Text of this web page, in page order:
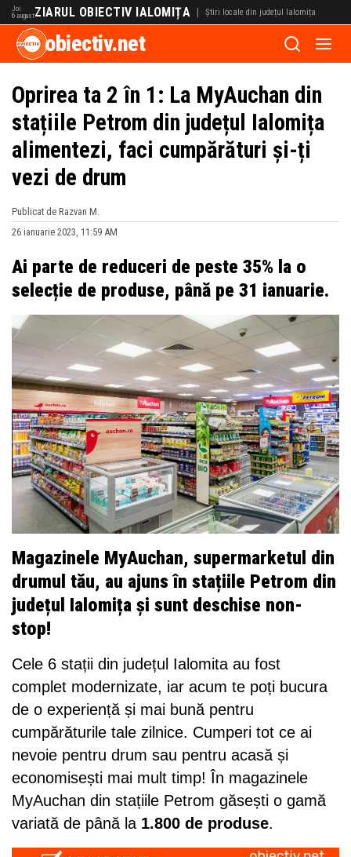
Joi
6 augustZIARUL OBIECTIV IALOMIȚA | Știri locale din județul Ialomița
obiectiv.net
Oprirea ta 2 în 1: La MyAuchan din
stațiile Petrom din județul Ialomița
alimentezi, faci cumpărături și-ți
vezi de drum
Publicat de Razvan M.
26 ianuarie 2023, 11:59 AM
Ai parte de reduceri de peste 35% la o
selecție de produse, până pe 31 ianuarie.
Magazinele MyAuchan, supermarketul din
drumul tău, au ajuns în stațiile Petrom din
județul Ialomița și sunt deschise non-
stop!
Cele 6 stații din județul Ialomita au fost
complet modernizate, iar acum te poți bucura
de o experiență și mai bună pentru
cumpărăturile tale zilnice. Cumperi tot ce ai
nevoie pentru drum sau pentru acasă și
economisești mai mult timp! În magazinele
MyAuchan din stațiile Petrom găsești o gamă
variată de până la 1.800 de produse.